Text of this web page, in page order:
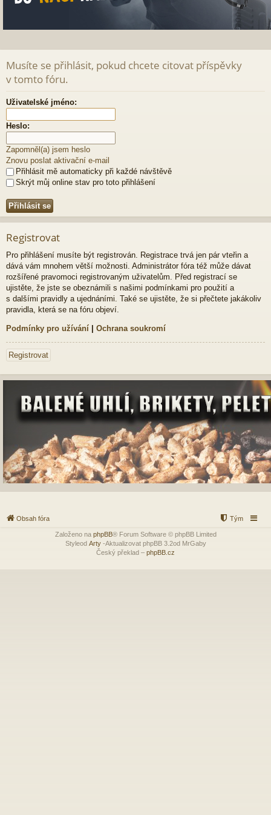
Musíte se přihlásit, pokud chcete citovat příspěvky
v tomto fóru.
Uživatelské jméno:
Heslo:
Zapomněl(a) jsem heslo
Znovu poslat aktivační e-mail
Přihlásit mě automaticky při každé návštěvě
Skrýt můj online stav pro toto přihlášení
Registrovat
Pro přihlášení musíte být registrován. Registrace trvá jen pár vteřin a
dává vám mnohem větší možnosti. Administrátor fóra též může dávat
rozšířené pravomoci registrovaným uživatelům. Před registrací se
ujistěte, že jste se obeznámili s našimi podmínkami pro použití a
s dalšími pravidly a ujednáními. Také se ujistěte, že si přečtete jakákoliv
pravidla, která se na fóru objeví.
Podmínky pro užívání | Ochrana soukromí
Registrovat
Obsah fóra Tým
Založeno na phpBB® Forum Software © phpBB Limited
Styleod Arty-Aktualizovat phpBB 3.2od MrGaby
Český překlad – phpBB.cz